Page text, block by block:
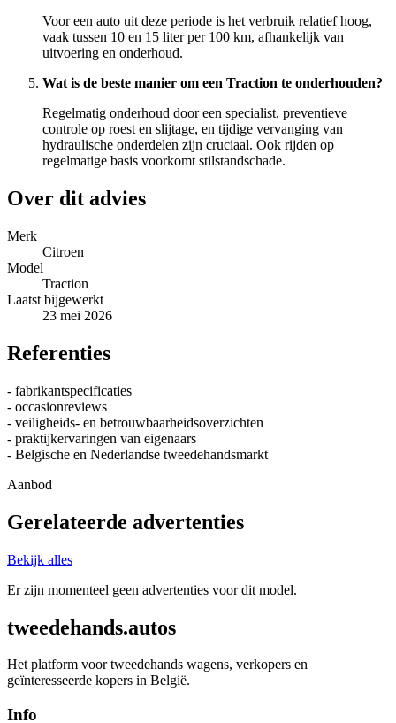
Voor een auto uit deze periode is het verbruik relatief hoog,
vaak tussen 10 en 15 liter per 100 km, afhankelijk van
uitvoering en onderhoud.
Wat is de beste manier om een Traction te onderhouden?
Regelmatig onderhoud door een specialist, preventieve
controle op roest en slijtage, en tijdige vervanging van
hydraulische onderdelen zijn cruciaal. Ook rijden op
regelmatige basis voorkomt stilstandschade.
Over dit advies
Merk
Citroen
Model
Traction
Laatst bijgewerkt
23 mei 2026
Referenties
- fabrikantspecificaties
- occasionreviews
- veiligheids- en betrouwbaarheidsoverzichten
- praktijkervaringen van eigenaars
- Belgische en Nederlandse tweedehandsmarkt
Aanbod
Gerelateerde advertenties
Bekijk alles
Er zijn momenteel geen advertenties voor dit model.
tweedehands.autos
Het platform voor tweedehands wagens, verkopers en
geïnteresseerde kopers in België.
Info